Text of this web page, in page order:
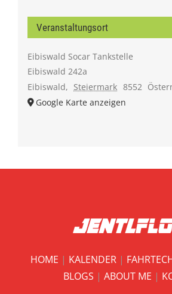
Veranstaltungsort
Eibiswald Socar Tankstelle
Eibiswald 242a
Eibiswald, Steiermark 8552
Google Karte anzeigen
HOME | KALENDER |
BLOGS | ABOUT ME |